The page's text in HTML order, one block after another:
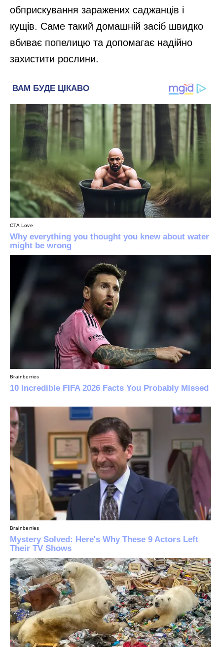
обприскування заражених саджанців і
кущів. Саме такий домашній засіб швидко
вбиває попелицю та допомагає надійно
захистити рослини.